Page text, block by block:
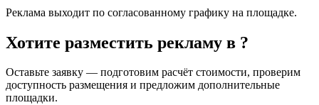
Реклама выходит по согласованному графику на площадке.
Хотите разместить рекламу в ?
Оставьте заявку — подготовим расчёт стоимости, проверим
доступность размещения и предложим дополнительные
площадки.